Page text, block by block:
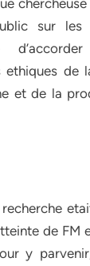
sur les
ethiques de
et de la
de FM
y